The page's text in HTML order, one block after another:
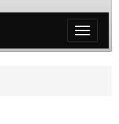
My
ペ